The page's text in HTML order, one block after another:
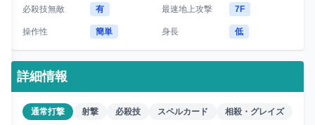
必殺技無敵 有 最速地上攻撃 7F
操作性 簡単 身長 低
詳細情報
通常打撃 射撃 必殺技 スペルカード 相殺・グレイズ